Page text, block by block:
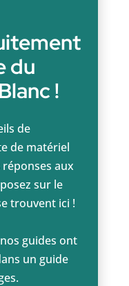
du
!
de
de matériel
aux
sur le
trouvent ici !
guides ont
un guide